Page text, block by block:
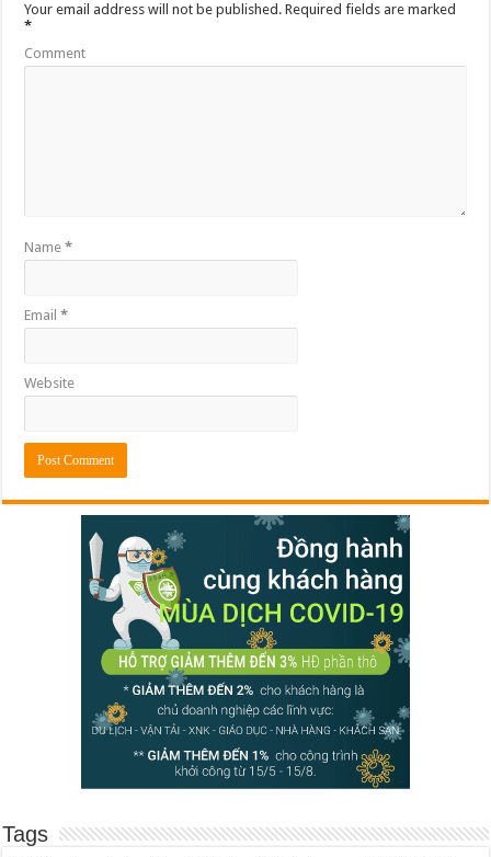
Your email address will not be published. Required fields are marked
*
Comment
Name*
Email*
Website
Tags